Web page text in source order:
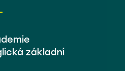
základní